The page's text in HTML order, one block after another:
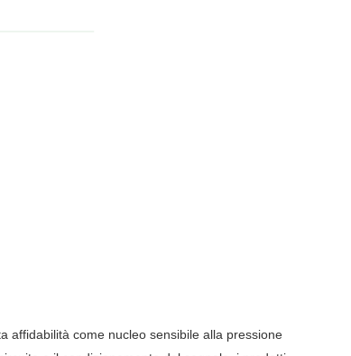
affidabilità come nucleo sensibile alla pressione